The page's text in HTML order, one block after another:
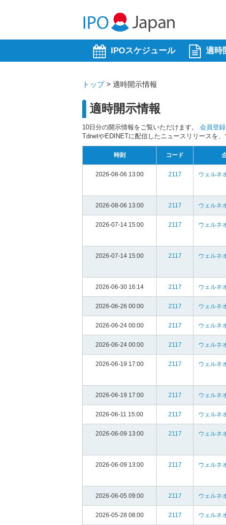
IPOスケジュール 適時
トップ> 適時開示情報
適時開示情報
10日分の開示情報をご覧いただけます。 会員登録
TdnetやEDINETに配信したニュースリリースを
時刻 コード
2026-08-06 13:00 2117 ウェルネ
2026-08-06 13:00 2117 ウェルネ
2026-07-14 15:00 2117 ウェルネ
2026-07-14 15:00 2117 ウェルネ
2026-06-30 16:14 2117 ウェルネ
2026-06-26 00:00 2117 ウェルネ
2026-06-24 00:00 2117 ウェルネ
2026-06-24 00:00 2117 ウェルネ
2026-06-19 17:00 2117 ウェルネ
2026-06-19 17:00 2117 ウェルネ
2026-06-11 15:00 2117 ウェルネ
2026-06-09 13:00 2117 ウェルネ
2026-06-09 13:00 2117 ウェルネ
2026-06-05 09:00 2117 ウェルネ
2026-05-28 08:00 2117 ウェルネ